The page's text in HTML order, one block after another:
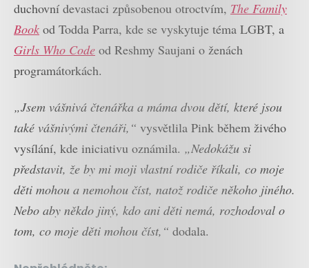
duchovní devastaci způsobenou otroctvím, The Family
Book od Todda Parra, kde se vyskytuje téma LGBT, a
Girls Who Code od Reshmy Saujani o ženách
programátorkách.
„Jsem vášnivá čtenářka a máma dvou dětí, které jsou
také vášnivými čtenáři,“ vysvětlila Pink během živého
vysílání, kde iniciativu oznámila. „Nedokážu si
představit, že by mi moji vlastní rodiče říkali, co moje
děti mohou a nemohou číst, natož rodiče někoho jiného.
Nebo aby někdo jiný, kdo ani děti nemá, rozhodoval o
tom, co moje děti mohou číst,“ dodala.